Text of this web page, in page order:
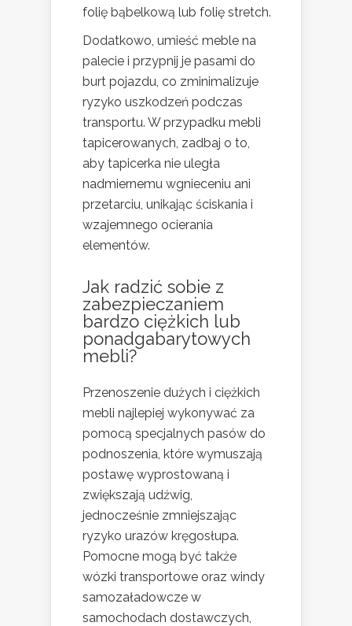
folię bąbelkową lub folię stretch.
Dodatkowo, umieść meble na
palecie i przypnij je pasami do
burt pojazdu, co zminimalizuje
ryzyko uszkodzeń podczas
transportu. W przypadku mebli
tapicerowanych, zadbaj o to,
aby tapicerka nie uległa
nadmiernemu wgnieceniu ani
przetarciu, unikając ściskania i
wzajemnego ocierania
elementów.
Jak radzić sobie z
zabezpieczaniem
bardzo ciężkich lub
ponadgabarytowych
mebli?
Przenoszenie dużych i ciężkich
mebli najlepiej wykonywać za
pomocą specjalnych pasów do
podnoszenia, które wymuszają
postawę wyprostowaną i
zwiększają udźwig,
jednocześnie zmniejszając
ryzyko urazów kręgosłupa.
Pomocne mogą być także
wózki transportowe oraz windy
samozaładowcze w
samochodach dostawczych,